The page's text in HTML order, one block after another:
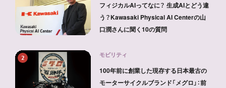
フィジカルAIってなに？ 生成AIとどう違
う？Kawasaki Physical AI Centerの山
口潤さんに聞く10の質問
2 モビリティ
100年前に創業した現存する日本最古の
モーターサイクルブランド「メグロ」：前